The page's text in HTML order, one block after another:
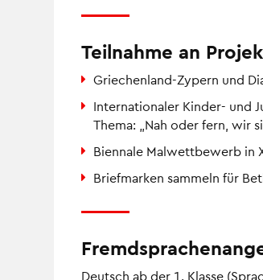
Teilnahme an
Griechenland-Zypern und
Internationaler Kinder- und
Thema: „Nah oder fern, wir
Biennale Malwettbewerb in
Briefmarken sammeln für
Deutsch ab der 1. Klasse